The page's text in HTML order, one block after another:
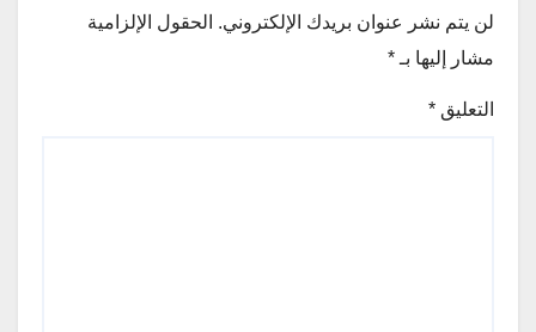
لن يتم نشر عنوان بريدك الإلكتروني. الحقول الإلزامية
مشار إليها بـ *
التعليق *